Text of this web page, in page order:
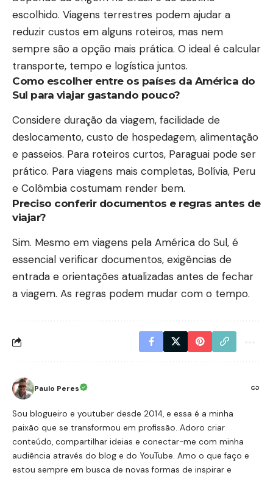
escolhido. Viagens terrestres podem ajudar a
reduzir custos em alguns roteiros, mas nem
sempre são a opção mais prática. O ideal é calcular
transporte, tempo e logística juntos.
Como escolher entre os países da América do
Sul para viajar gastando pouco?
Considere duração da viagem, facilidade de
deslocamento, custo de hospedagem, alimentação
e passeios. Para roteiros curtos, Paraguai pode ser
prático. Para viagens mais completas, Bolívia, Peru
e Colômbia costumam render bem.
Preciso conferir documentos e regras antes de
viajar?
Sim. Mesmo em viagens pela América do Sul, é
essencial verificar documentos, exigências de
entrada e orientações atualizadas antes de fechar
a viagem. As regras podem mudar com o tempo.
Paulo Peres
Sou blogueiro e youtuber desde 2014, e essa é a minha
paixão que se transformou em profissão. Adoro criar
conteúdo, compartilhar ideias e conectar-me com minha
audiência através do blog e do YouTube. Amo o que faço e
estou sempre em busca de novas formas de inspirar e